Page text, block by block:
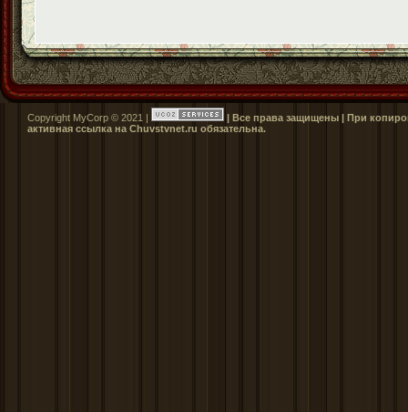
Copyright MyCorp © 2021 |
| Все права защищены | При
активная ссылка на Сhuvstvnet.ru обязательна.